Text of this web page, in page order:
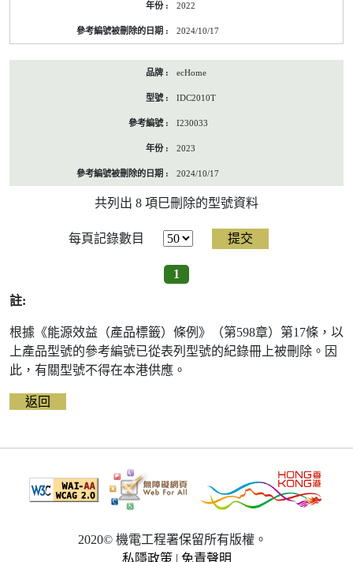
2022
2024/10/17
ecHome
IDC2010T
I230033
2023
2024/10/17
共列出 8 項巳刪除的型號資料
每頁記錄數目
1
註:
根據《能源效益（產品標籤）條例》（第598章）第17條，以
上產品型號的參考編號已從表列型號的紀錄冊上被刪除。因
此，有關型號不得在本港供應。
返回
2020© 機電工程署保留所有版權。
私隱政策 | 免責聲明